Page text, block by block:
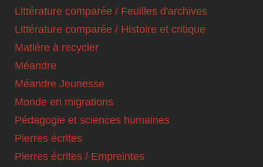
Littérature comparée / Feuilles d'archives
Littérature comparée / Histoire et critique
Matière à recycler
Méandre
Méandre Jeunesse
Monde en migrations
Pédagogie et sciences humaines
Pierres écrites
Pierres écrites / Empreintes